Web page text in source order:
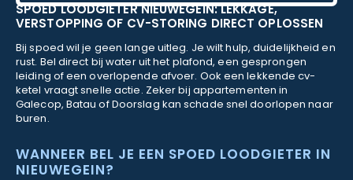
SPOED LOODGIETER NIEUWEGEIN: LEKKAGE,
VERSTOPPING OF CV-STORING DIRECT OPLOSSEN
Bij spoed wil je geen lange uitleg. Je wilt hulp, duidelijkheid en
rust. Bel direct bij water uit het plafond, een gesprongen
leiding of een overlopende afvoer. Ook een lekkende cv-
ketel vraagt snelle actie. Zeker bij appartementen in
Galecop, Batau of Doorslag kan schade snel doorlopen naar
buren.
WANNEER BEL JE EEN SPOED LOODGIETER IN
NIEUWEGEIN?